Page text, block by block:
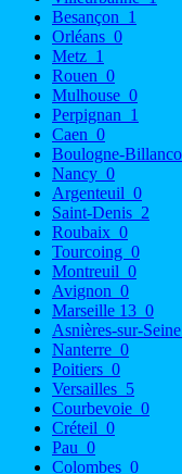
Besançon 1
Orléans 0
Metz 1
Rouen 0
Mulhouse 0
Perpignan 1
Caen 0
Boulogne-
Nancy 0
Argenteuil 0
Saint-Denis 2
Roubaix 0
Tourcoing 0
Montreuil 0
Avignon 0
Marseille 13 0
Asnières-sur-Seine
Nanterre 0
Poitiers 0
Versailles 5
Courbevoie 0
Créteil 0
Pau 0
Colombes 0